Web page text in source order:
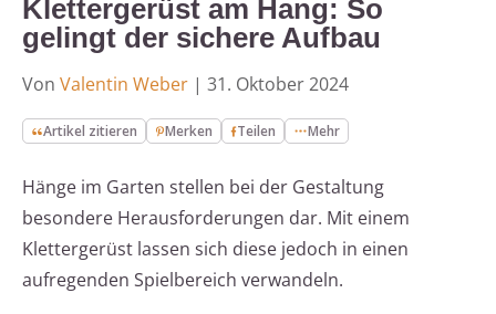
Klettergerüst am Hang: So
gelingt der sichere Aufbau
Von Valentin Weber | 31. Oktober 2024
Artikel zitieren Merken Teilen Mehr
Hänge im Garten stellen bei der Gestaltung
besondere Herausforderungen dar. Mit einem
Klettergerüst lassen sich diese jedoch in einen
aufregenden Spielbereich verwandeln.